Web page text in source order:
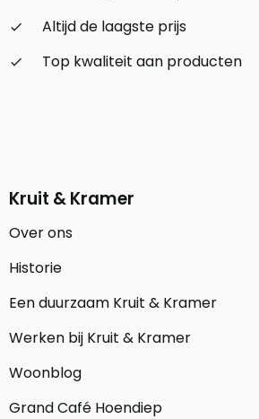
check_small
Altijd de laagste prijs
check_small
Top kwaliteit aan producten
Kruit & Kramer
Over ons
Historie
Een duurzaam Kruit & Kramer
Werken bij Kruit & Kramer
Woonblog
Grand Café Hoendiep